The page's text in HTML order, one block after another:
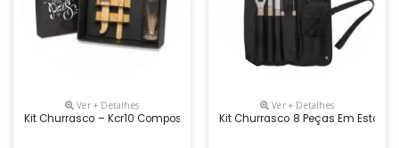
Ver + Detalhes
Kit Churrasco – Kcr10 Composto Por Tábua Em Bambu, Faca E Garfo
Ver + Detalhes
Kit Churrasco 8 Peças Em Estojo